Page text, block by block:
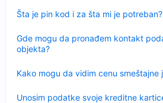
Šta je pin kod i za šta mi je potreban?
Sažeto
Gde mogu da pronađem kontakt
objekta?
Kako mogu da vidim cenu smeštajne
Unosim podatke svoje kreditne